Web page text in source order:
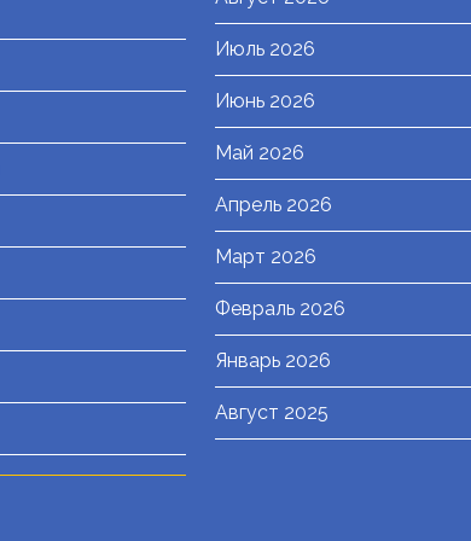
Июль 2026
Июнь 2026
Май 2026
Апрель 2026
Март 2026
Февраль 2026
Январь 2026
Август 2025